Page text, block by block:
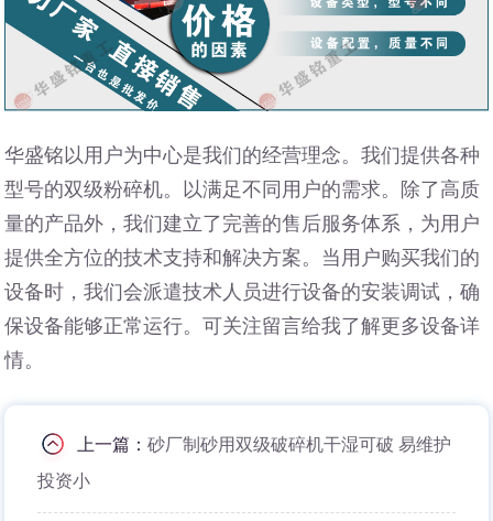
华盛铭以用户为中心是我们的经营理念。我们提供各种
型号的双级粉碎机。以满足不同用户的需求。除了高质
量的产品外，我们建立了完善的售后服务体系，为用户
提供全方位的技术支持和解决方案。当用户购买我们的
设备时，我们会派遣技术人员进行设备的安装调试，确
保设备能够正常运行。可关注留言给我了解更多设备详
情。
上一篇：砂厂制砂用双级破碎机干湿可破 易维护
投资小